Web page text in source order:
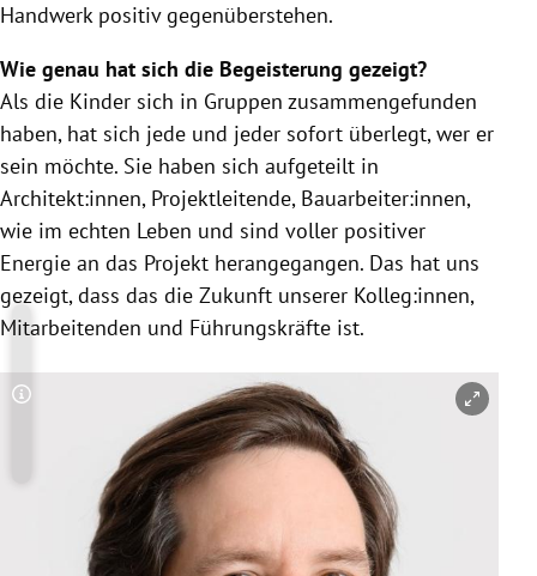
Handwerk positiv gegenüberstehen.
Wie genau hat sich die Begeisterung gezeigt?
Als die Kinder sich in Gruppen zusammengefunden
haben, hat sich jede und jeder sofort überlegt, wer er
sein möchte. Sie haben sich aufgeteilt in
Architekt:innen, Projektleitende, Bauarbeiter:innen,
wie im echten Leben und sind voller positiver
Energie an das Projekt herangegangen. Das hat uns
gezeigt, dass das die Zukunft unserer Kolleg:innen,
Mitarbeitenden und Führungskräfte ist.
Copyright-Hinweis öffnen/schließen